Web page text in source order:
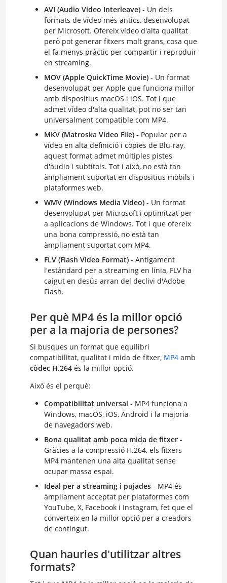
AVI (Audio Video Interleave)- Un dels
formats de vídeo més antics, desenvolupat
per Microsoft. Ofereix vídeo d'alta qualitat
però pot generar fitxers molt grans, cosa que
el fa menys pràctic per compartir i reproduir
en streaming.
MOV (Apple QuickTime Movie)- Un format
desenvolupat per Apple que funciona millor
amb dispositius macOS i iOS. Tot i que
admet vídeo d'alta qualitat, pot no ser tan
universalment compatible com MP4.
MKV (Matroska Video File)- Popular per a
vídeo en alta definició i còpies de Blu-ray,
aquest format admet múltiples pistes
d'àudio i subtítols. Tot i això, no està tan
àmpliament suportat en dispositius mòbils i
plataformes web.
WMV (Windows Media Video)- Un format
desenvolupat per Microsoft i optimitzat per
a aplicacions de Windows. Tot i que ofereix
una bona compressió, no està tan
àmpliament suportat com MP4.
FLV (Flash Video Format)- Antigament
l'estàndard per a streaming en línia, FLV ha
caigut en desús arran del declivi d'Adobe
Flash.
Per què MP4 és la millor opció
per a la majoria de persones?
Si busques un format que equilibri
compatibilitat, qualitat i mida de fitxer, MP4amb
còdec H.264és la millor opció.
Això és el perquè:
Compatibilitat universal - MP4 funciona a
Windows, macOS, iOS, Android i la majoria
de navegadors web.
Bona qualitat amb poca mida de fitxer-
Gràcies a la compressió H.264, els fitxers
MP4 mantenen una alta qualitat sense
ocupar massa espai.
Ideal per a streaming i pujades- MP4 és
àmpliament acceptat per plataformes com
YouTube, X, Facebook i Instagram, fet que el
converteix en la millor opció per a creadors
de contingut.
Quan hauries d'utilitzar altres
formats?